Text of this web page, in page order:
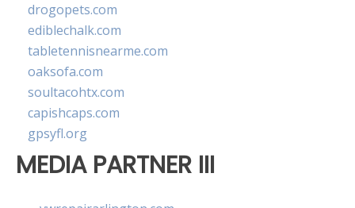
drogopets.com
ediblechalk.com
tabletennisnearme.com
oaksofa.com
soultacohtx.com
capishcaps.com
gpsyfl.org
MEDIA PARTNER III